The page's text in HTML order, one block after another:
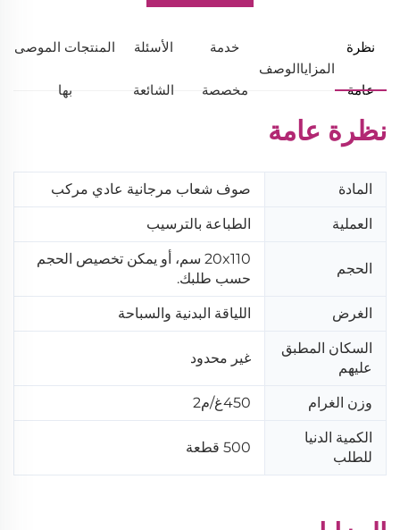
نظرة
عامة
المزاياالوصف
خدمة
مخصصة
الأسئلة
الشائعة
المنتجات الموصى
بها
نظرة عامة
المادة صوف شعاب مرجانية عادي مركب
العملية الطباعة بالترسيب
الحجم
20x110 سم، أو يمكن تخصيص الحجم
حسب طلبك.
الغرض اللياقة البدنية والسباحة
السكان المطبق
عليهم
غير محدود
وزن الغرام 450غ/م2
الكمية الدنيا
للطلب
500 قطعة